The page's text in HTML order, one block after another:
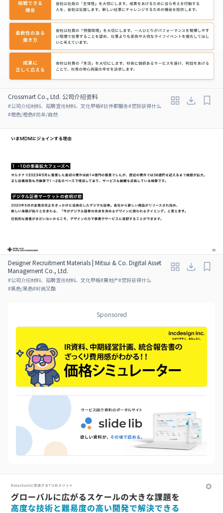
Crossmart Co., Ltd. 公司介绍资料
#公司介绍材料、招聘宣传材料、文化甲板#软件即服务#您将获得什么
#橙色/橙色#简单/自然
Designer Recruitment Materials | Mitsui & Co. Digital Asset
Management Co., Ltd.
#公司介绍材料、招聘宣传材料、文化甲板#房地产#您将获得什么
#黑色/黑色#时尚又酷
Sponsored